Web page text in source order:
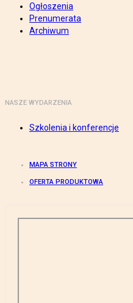
Ogłoszenia
Prenumerata
Archiwum
NASZE WYDARZENIA
Szkolenia i konferencje
MAPA STRONY
OFERTA PRODUKTOWA